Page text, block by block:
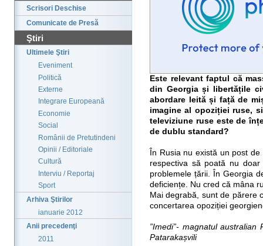
Scrisori Deschise
Comunicate de Presă
Ştiri
Ultimele Ştiri
Eveniment
Politică
Externe
Integrare Europeană
Economie
Social
Românii de Pretutindeni
Opinii / Editoriale
Cultură
Interviu / Reportaj
Sport
Arhiva Ştirilor
ianuarie 2012
Anii precedenţi
2011
Este relevant faptul că
din Georgia și libertățile
abordare leită și față de
imagine al opoziției ruse,
televiziune ruse este de
de dublu standard?
În Rusia nu există un post
respectiva să poată nu
problemele țării. În Georgia
deficiențe. Nu cred că mâna
Mai degrabă, sunt de părere
concertarea opoziției
”Imedi”- magnatul
Patarakașvili